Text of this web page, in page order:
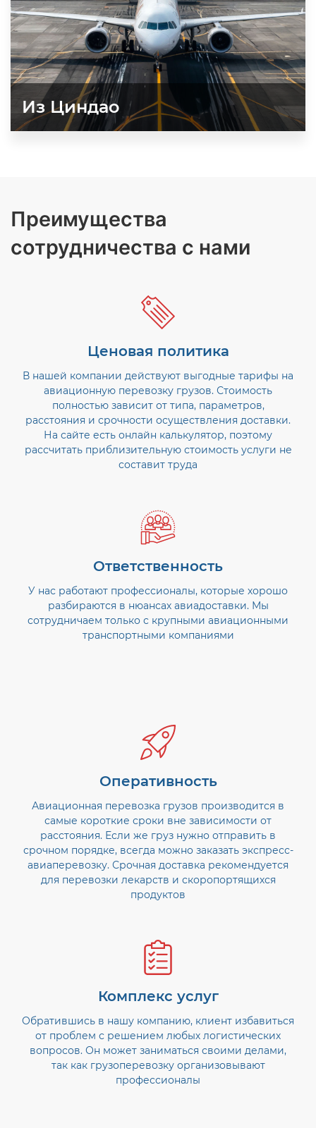
Из Циндао
Преимущества
сотрудничества с нами
Ценовая политика
В нашей компании действуют выгодные тарифы на
авиационную перевозку грузов. Стоимость
полностью зависит от типа, параметров,
расстояния и срочности осуществления доставки.
На сайте есть онлайн калькулятор, поэтому
рассчитать приблизительную стоимость услуги не
составит труда
Ответственность
У нас работают профессионалы, которые хорошо
разбираются в нюансах авиадоставки. Мы
сотрудничаем только с крупными авиационными
транспортными компаниями
Оперативность
Авиационная перевозка грузов производится в
самые короткие сроки вне зависимости от
расстояния. Если же груз нужно отправить в
срочном порядке, всегда можно заказать экспресс-
авиаперевозку. Срочная доставка рекомендуется
для перевозки лекарств и скоропортящихся
продуктов
Комплекс услуг
Обратившись в нашу компанию, клиент избавиться
от проблем с решением любых логистических
вопросов. Он может заниматься своими делами,
так как грузоперевозку организовывают
профессионалы